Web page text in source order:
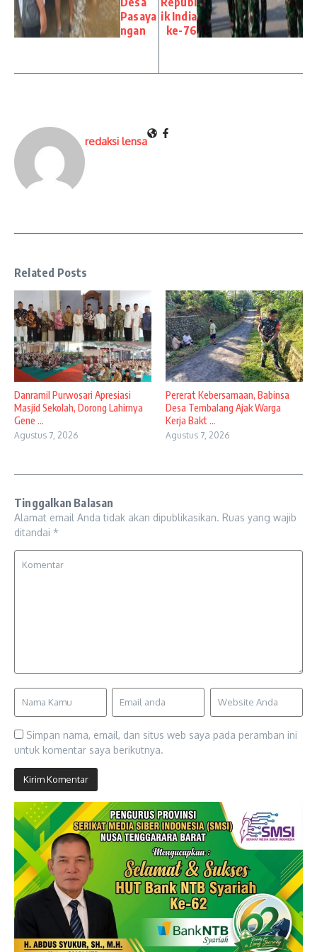
Pasaya
ngan
ik India
ke-76
redaksi lensa
Related Posts
Danramil Purwosari Apresiasi
Masjid Sekolah, Dorong Lahirnya
Gene ...
Agustus 7, 2026
Pererat Kebersamaan, Babinsa
Desa Tembalang Ajak Warga
Kerja Bakt ...
Agustus 7, 2026
Tinggalkan Balasan
Alamat email Anda tidak akan dipublikasikan. Ruas yang wajib
ditandai *
Simpan nama, email, dan situs web saya pada peramban ini
untuk komentar saya berikutnya.